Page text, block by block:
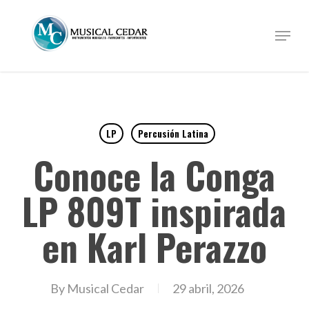
Menu
LP Percusión Latina
Conoce la Conga
LP 809T inspirada
en Karl Perazzo
By Musical Cedar 29 abril, 2026
Close